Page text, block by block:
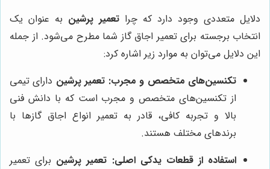
دلایل متعددی وجود دارد که چرا تعمیر پرشین به عنوان یک
انتخاب برجسته برای تعمیر اجاق گاز شما مطرح می‌شود. از جمله
این دلایل می‌توان به موارد زیر اشاره کرد:
تکنسین‌های متخصص و مجرب: تعمیر پرشین دارای تیمی
از تکنسین‌های متخصص و مجرب است که با دانش فنی
بالا و تجربه کافی، قادر به تعمیر انواع اجاق گازها با
برندهای مختلف هستند.
استفاده از قطعات یدکی اصلی: تعمیر پرشین برای تعمیر